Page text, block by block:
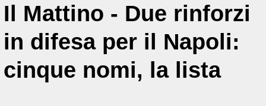
Il Mattino - Due rinforzi
in difesa per il Napoli:
cinque nomi, la lista